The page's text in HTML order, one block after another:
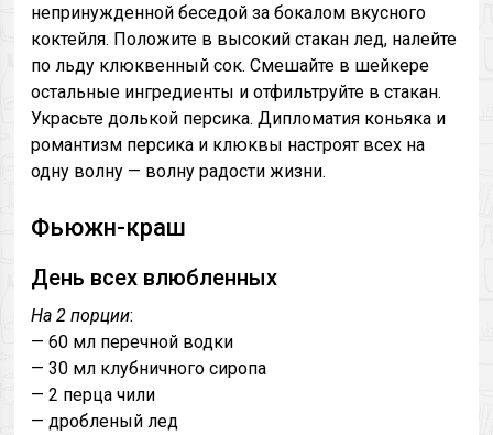
непринужденной беседой за бокалом вкусного
коктейля. Положите в высокий стакан лед, налейте
по льду клюквенный сок. Смешайте в шейкере
остальные ингредиенты и отфильтруйте в стакан.
Украсьте долькой персика. Дипломатия коньяка и
романтизм персика и клюквы настроят всех на
одну волну — волну радости жизни.
Фьюжн-краш
День всех влюбленных
На 2 порции:
— 60 мл перечной водки
— 30 мл клубничного сиропа
— 2 перца чили
— дробленый лед